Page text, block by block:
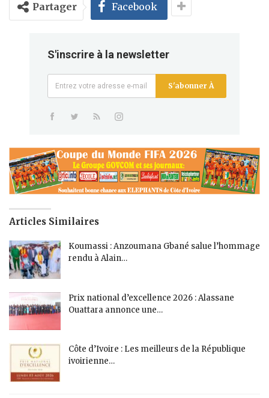
Partager Facebook
S'inscrire à la newsletter
S'abonner À
Articles Similaires
Koumassi : Anzoumana Gbané salue l’hommage
rendu à Alain…
Prix national d’excellence 2026 : Alassane
Ouattara annonce une…
Côte d’Ivoire : Les meilleurs de la République
ivoirienne…